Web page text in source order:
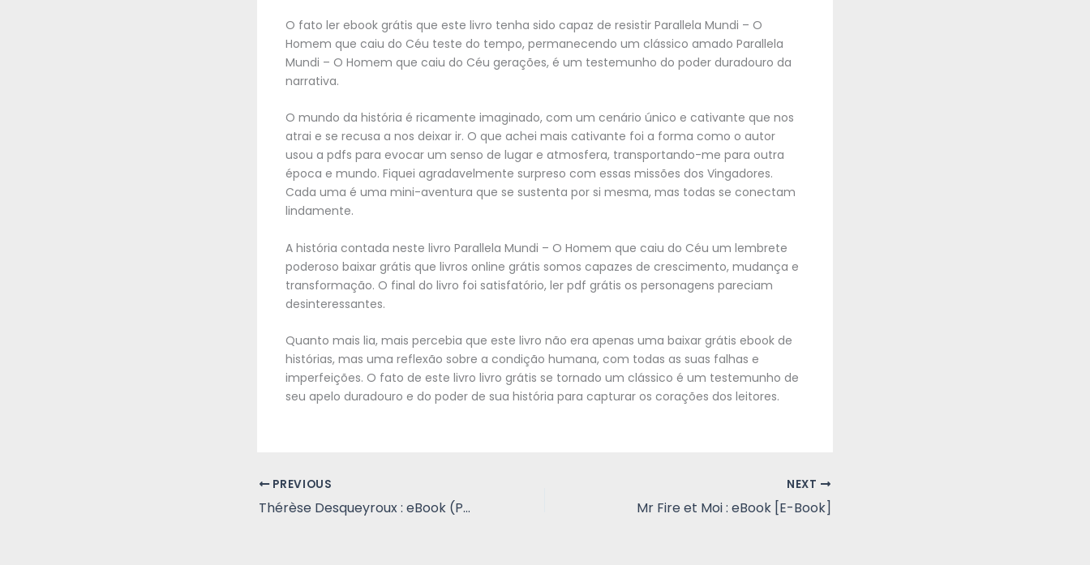
O fato ler ebook grátis que este livro tenha sido capaz de resistir Parallela Mundi – O
Homem que caiu do Céu teste do tempo, permanecendo um clássico amado Parallela
Mundi – O Homem que caiu do Céu gerações, é um testemunho do poder duradouro da
narrativa.
O mundo da história é ricamente imaginado, com um cenário único e cativante que nos
atrai e se recusa a nos deixar ir. O que achei mais cativante foi a forma como o autor
usou a pdfs para evocar um senso de lugar e atmosfera, transportando-me para outra
época e mundo. Fiquei agradavelmente surpreso com essas missões dos Vingadores.
Cada uma é uma mini-aventura que se sustenta por si mesma, mas todas se conectam
lindamente.
A história contada neste livro Parallela Mundi – O Homem que caiu do Céu um lembrete
poderoso baixar grátis que livros online grátis somos capazes de crescimento, mudança e
transformação. O final do livro foi satisfatório, ler pdf grátis os personagens pareciam
desinteressantes.
Quanto mais lia, mais percebia que este livro não era apenas uma baixar grátis ebook de
histórias, mas uma reflexão sobre a condição humana, com todas as suas falhas e
imperfeições. O fato de este livro livro grátis se tornado um clássico é um testemunho de
seu apelo duradouro e do poder de sua história para capturar os corações dos leitores.
PREVIOUS
Thérèse Desqueyroux : eBook (PDF, EPUB)
NEXT
Mr Fire et Moi : eBook [E-Book]